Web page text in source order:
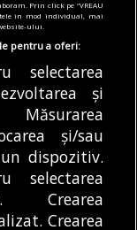
Ilfov
străzilor
Prin click pe “VREAU
in mod individual, mai
ului.
pentru a oferi:
selectarea
și
și/sau
dispozitiv.
selectarea
Crearea
Crearea